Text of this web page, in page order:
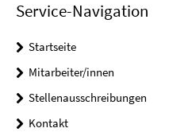
Service-Navigation
Startseite
Mitarbeiter/innen
Stellenausschreibungen
Kontakt